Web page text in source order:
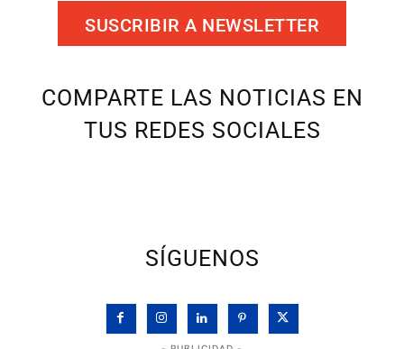
SUSCRIBIR A NEWSLETTER
COMPARTE LAS NOTICIAS EN
TUS REDES SOCIALES
SÍGUENOS